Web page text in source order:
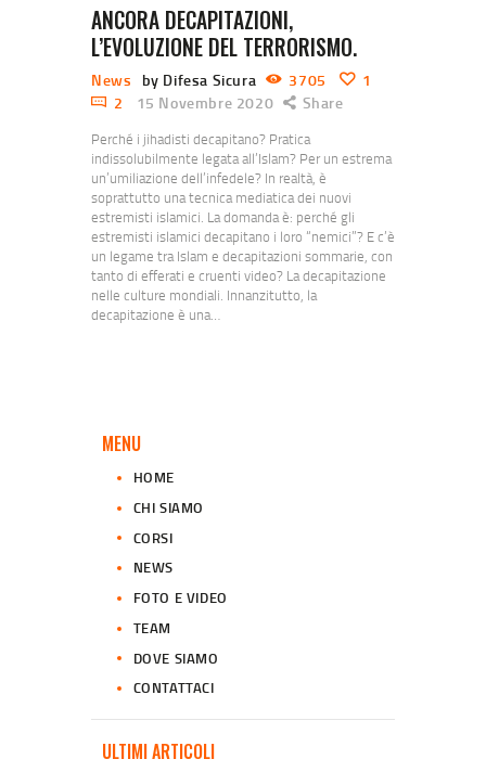
ANCORA DECAPITAZIONI,
L’EVOLUZIONE DEL TERRORISMO.
News by Difesa Sicura 3705
1
2
15 Novembre 2020 Share
Perché i jihadisti decapitano? Pratica
indissolubilmente legata all’Islam? Per un estrema
un’umiliazione dell’infedele? In realtà, è
soprattutto una tecnica mediatica dei nuovi
estremisti islamici. La domanda è: perché gli
estremisti islamici decapitano i loro “nemici”? E c’è
un legame tra Islam e decapitazioni sommarie, con
tanto di efferati e cruenti video? La decapitazione
nelle culture mondiali. Innanzitutto, la
decapitazione è una…
MENU
HOME
CHI SIAMO
CORSI
NEWS
FOTO E VIDEO
TEAM
DOVE SIAMO
CONTATTACI
ULTIMI ARTICOLI